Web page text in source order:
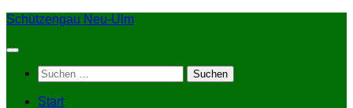
Zum
springen
Schützengau Neu-Ulm
Suchen
nach:
Start